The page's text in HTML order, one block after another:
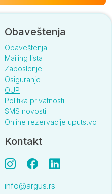
Obaveštenja
Obaveštenja
Mailing lista
Zaposlenje
Osiguranje
OUP
Politika privatnosti
SMS novosti
Online rezervacije uputstvo
Kontakt
info@argus.rs